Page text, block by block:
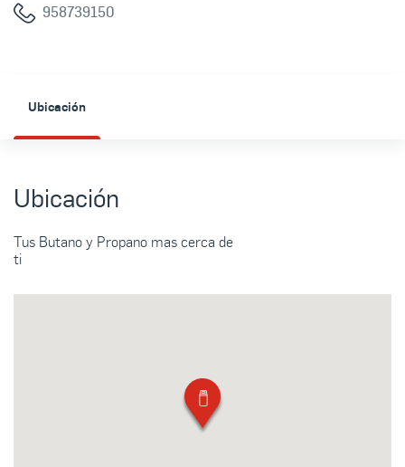
958739150
Ubicación
Ubicación
Tus Butano y Propano mas cerca de
ti